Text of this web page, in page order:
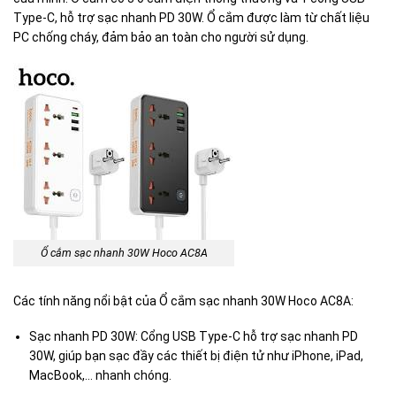
Type-C, hỗ trợ sạc nhanh PD 30W. Ổ cắm được làm từ chất liệu
PC chống cháy, đảm bảo an toàn cho người sử dụng.
Ổ cắm sạc nhanh 30W Hoco AC8A
Các tính năng nổi bật của Ổ cắm sạc nhanh 30W Hoco AC8A:
Sạc nhanh PD 30W: Cổng USB Type-C hỗ trợ sạc nhanh PD
30W, giúp bạn sạc đầy các thiết bị điện tử như iPhone, iPad,
MacBook,… nhanh chóng.